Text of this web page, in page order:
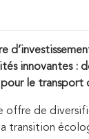
innovantes :
le transport
offre de
transition